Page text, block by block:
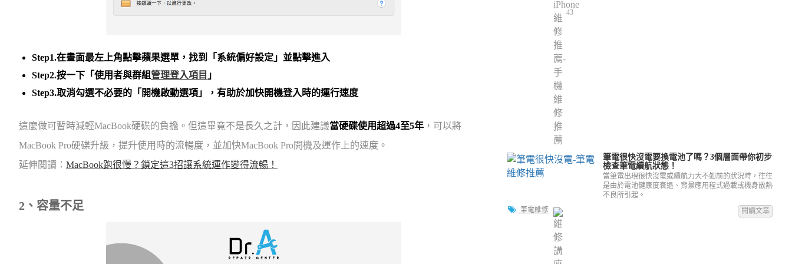
Step1.在畫面最左上角點擊蘋果選單，找到「系統偏好設定」並點擊進入
Step2.按一下「使用者與群組管理登入項目 」
Step3.取消勾選不必要的「開機啟動選項」，有助於加快開機登入時的運行速度
這麼做可暫時減輕MacBook硬碟的負擔。但這畢竟不是長久之計，因此建議當硬碟使用超過4至5年 ，可以將
MacBook Pro硬碟升級，提升使用時的流暢度，並加快MacBook Pro開機及運作上的速度。
延伸閱讀： MacBook跑很慢？鎖定這3招讓系統運作變得流暢！
2、容量不足
43
筆電很快沒電要換電池了嗎？3個層面帶你初步
檢查筆電續航狀態！
當筆電出現很快沒電或續航力大不如前的狀況時，往往
是由於電池健康度衰退、背景應用程式過載或機身散熱
不良所引起。
筆電維修
閱讀文章